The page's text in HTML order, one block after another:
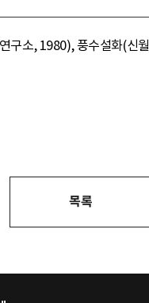
구소, 1980), 풍수설화(
목록